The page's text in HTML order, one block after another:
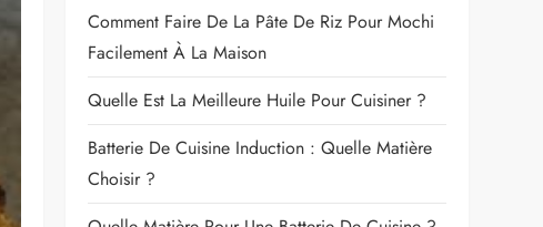
Comment Faire De La Pâte De Riz Pour Mochi
Facilement À La Maison
Quelle Est La Meilleure Huile Pour Cuisiner ?
Batterie De Cuisine Induction : Quelle Matière
Choisir ?